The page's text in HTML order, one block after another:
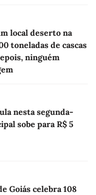
local deserto na
toneladas de cascas
ninguém
nesta segunda-
sobe para R$ 5
Goiás celebra 108